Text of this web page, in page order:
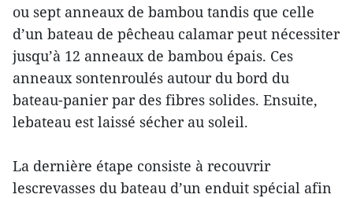
ou sept anneaux de bambou tandis que celle
d’un bateau de pêcheau calamar peut nécessiter
jusqu’à 12 anneaux de bambou épais. Ces
anneaux sontenroulés autour du bord du
bateau-panier par des fibres solides. Ensuite,
lebateau est laissé sécher au soleil.
La dernière étape consiste à recouvrir
lescrevasses du bateau d’un enduit spécial afin